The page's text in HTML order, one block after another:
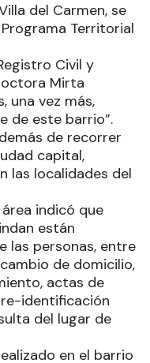
del Carmen, se
Territorial
Civil y
Mirta
una vez más,
de este barrio”.
de recorrer
capital,
las localidades del
indicó que
están
las personas, entre
de domicilio,
actas de
identificación
del lugar de
en el barrio